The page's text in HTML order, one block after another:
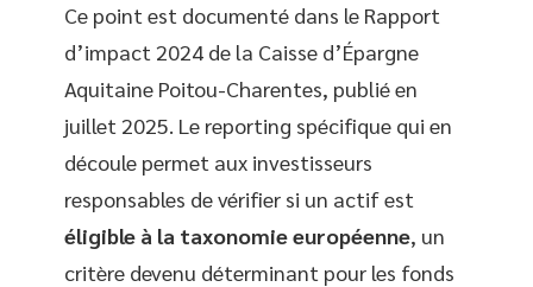
Ce point est documenté dans le Rapport
d’impact 2024 de la Caisse d’Épargne
Aquitaine Poitou-Charentes, publié en
juillet 2025. Le reporting spécifique qui en
découle permet aux investisseurs
responsables de vérifier si un actif est
éligible à la taxonomie européenne, un
critère devenu déterminant pour les fonds